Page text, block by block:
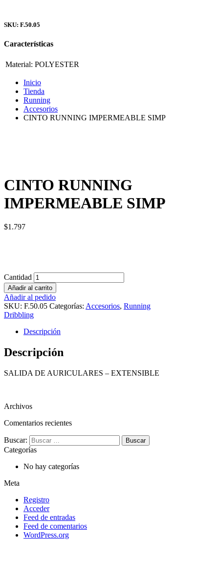
SKU: F.50.05
Características
Material: POLYESTER
Inicio
Tienda
Running
Accesorios
CINTO RUNNING IMPERMEABLE SIMP
CINTO RUNNING
IMPERMEABLE SIMP
$1.797
Cantidad
Añadir al carrito
Añadir al pedido
SKU: F.50.05 Categorías: Accesorios, Running
Dribbling
Descripción
Descripción
SALIDA DE AURICULARES – EXTENSIBLE
Archivos
Comentarios recientes
Buscar:
Categorías
No hay categorías
Meta
Registro
Acceder
Feed de entradas
Feed de comentarios
WordPress.org